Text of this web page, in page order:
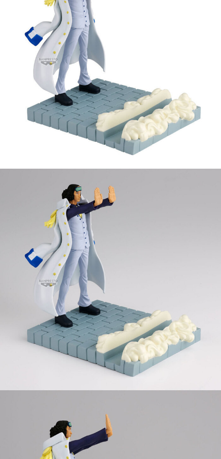
1.本服務係由「台灣大哥大股份有限公司」（以下簡稱本公司）所提供，讓
用戶於交易時，得透過本服務購買商品或服務，並由商店將買賣／分期付款
買賣價金債權讓與本公司後，依約使用本公司帳單繳交帳款。
2.基於同意付款使用「大哥付你分期」之契約關係目的，商店將以您的個人
資料（包含姓名、電話或地址）提供予台灣大哥大進項蒐集、處理及利用，
由本公司與您本人進行分期帳單所需資料之確認、核對及更正。
3.完整用戶服務條款，請詳閱以下連結：
每筆NT$90，滿NT$3,000(含以上)免運費
預購-付款後7-11取貨(舊)
每筆NT$90，滿NT$3,000(含以上)免運費
預購-宅配(舊)
每筆NT$120，滿NT$3,000(含以上)免運費
預購-宅配(離島)(舊)
每筆NT$160，滿NT$3,000(含以上)免運費
東海門市自取，需自備購物袋取貨唷。